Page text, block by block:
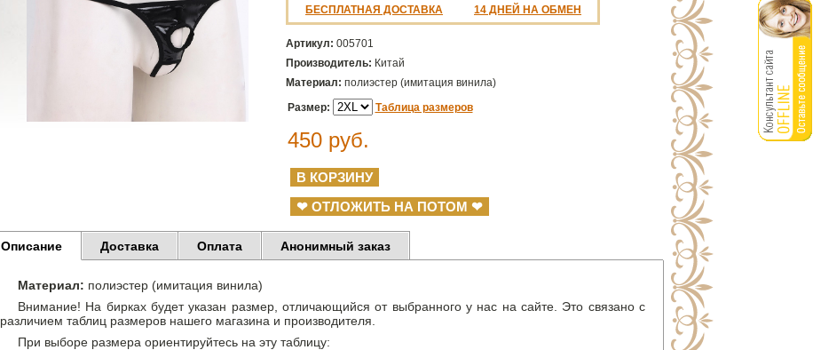
БЕСПЛАТНАЯ ДОСТАВКА 14 ДНЕЙ НА ОБМЕН
Артикул: 005701
Производитель: Китай
Материал: полиэстер (имитация винила)
Размер:
Таблица размеров
450руб.
❤ ОТЛОЖИТЬ НА ПОТОМ ❤
Описание Доставка Оплата Анонимный заказ
Материал: полиэстер (имитация винила)
Внимание! На бирках будет указан размер, отличающийся от выбранного у нас на сайте. Это связано с
различием таблиц размеров нашего магазина и производителя.
При выборе размера ориентируйтесь на эту таблицу: